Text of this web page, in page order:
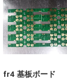
fr4 基板ボード